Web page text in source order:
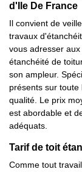
d'Ile De France
Il convient de
travaux
vous adresser
étanchéité de
son ampleur.
présents sur
qualité. Le prix
est abordable et
adéquats.
Tarif de toit
Comme tout